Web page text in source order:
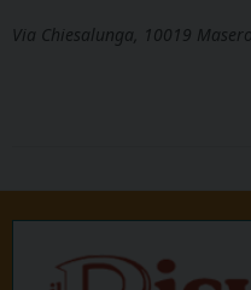
Via Chiesalunga, 10019